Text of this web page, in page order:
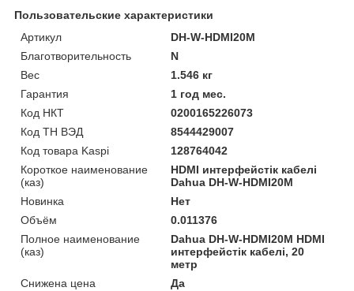
Пользовательские характеристики
Артикул
DH-W-HDMI20M
Благотворительность
N
Вес
1.546 кг
Гарантия
1 год мес.
Код НКТ
0200165226073
Код ТН ВЭД
8544429007
Код товара Kaspi
128764042
Короткое наименование
(каз)
HDMI интерфейстік кабелі
Dahua DH-W-HDMI20M
Новинка
Нет
Объём
0.011376
Полное наименование
(каз)
Dahua DH-W-HDMI20M HDMI
интерфейстік кабелі, 20
метр
Снижена цена
Да